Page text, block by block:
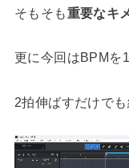
そもそも重要なキ
更に今回はBPMを
2拍伸ばすだけで
動